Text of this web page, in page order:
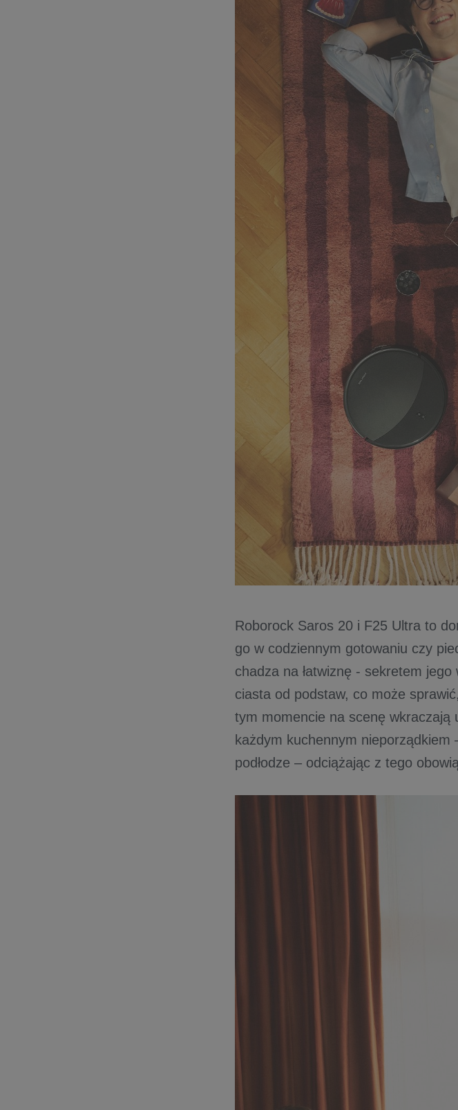
Roborock Saros 20 i F25 Ultra to
go w codziennym gotowaniu czy
chadza na łatwiznę - sekretem
ciasta od podstaw, co może
tym momencie na scenę wkraczają
każdym kuchennym
podłodze – odciążając z tego